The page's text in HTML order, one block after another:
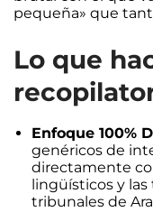
pequeña» que
Lo que
Enfoque 100%
genéricos de
directamente
lingüísticos y
tribunales de